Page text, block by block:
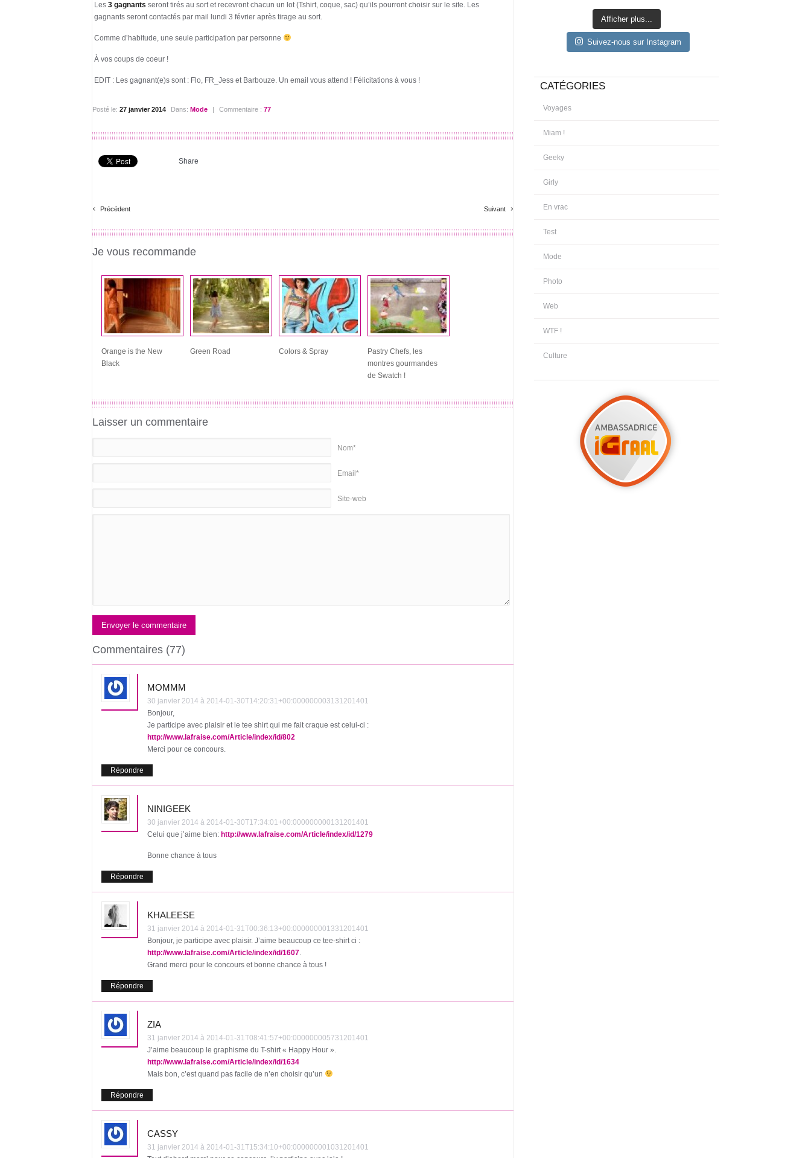
Les3 gagnants seront tirés au sort et recevront chacun un lot (Tshirt, coque, sac) qu’ils pourront choisir sur le site. Les
gagnants seront contactés par mail lundi 3 février après tirage au sort.
Comme d’habitude, une seule participation par personne
À vos coups de coeur !
EDIT : Les gagnant(e)s sont : Flo, FR_Jess et Barbouze. Un email vous attend ! Félicitations à vous !
Posté le: 27 janvier 2014 Dans: Mode Commentaire : 77
Share
‹ Précédent Suivant ›
Je vous recommande
Orange is the New
Black
Green Road Colors & Spray
Pastry Chefs, les
montres gourmandes
de Swatch !
Laisser un commentaire
Nom*
Email*
Site-web
Envoyer le commentaire
Commentaires (77)
MOMMM
30 janvier 2014 à 2014-01-30T14:20:31+00:000000003131201401
Bonjour,
Je participe avec plaisir et le tee shirt qui me fait craque est celui-ci :
http://www.lafraise.com/Article/index/id/802
Merci pour ce concours.
Répondre
NINIGEEK
30 janvier 2014 à 2014-01-30T17:34:01+00:000000000131201401
Celui que j’aime bien: http://www.lafraise.com/Article/index/id/1279
Bonne chance à tous
Répondre
KHALEESE
31 janvier 2014 à 2014-01-31T00:36:13+00:000000001331201401
Bonjour, je participe avec plaisir. J’aime beaucoup ce tee-shirt ci :
http://www.lafraise.com/Article/index/id/1607.
Grand merci pour le concours et bonne chance à tous !
Répondre
ZIA
31 janvier 2014 à 2014-01-31T08:41:57+00:000000005731201401
J’aime beaucoup le graphisme du T-shirt « Happy Hour ».
http://www.lafraise.com/Article/index/id/1634
Mais bon, c’est quand pas facile de n’en choisir qu’un
Répondre
CASSY
31 janvier 2014 à 2014-01-31T15:34:10+00:000000001031201401
Afficher plus...
Suivez-nous sur Instagram
CATÉGORIES
Voyages
Miam !
Geeky
Girly
En vrac
Test
Mode
Photo
Web
WTF !
Culture